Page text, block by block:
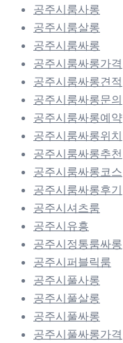
공주시룸사롱
공주시룸살롱
공주시룸싸롱
공주시룸싸롱가격
공주시룸싸롱견적
공주시룸싸롱문의
공주시룸싸롱예약
공주시룸싸롱위치
공주시룸싸롱추천
공주시룸싸롱코스
공주시룸싸롱후기
공주시셔츠룸
공주시유흥
공주시정통룸싸롱
공주시퍼블릭룸
공주시풀사롱
공주시풀살롱
공주시풀싸롱
공주시풀싸롱가격